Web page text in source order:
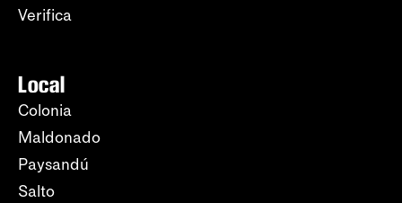
Verifica
Local
Colonia
Maldonado
Paysandú
Salto